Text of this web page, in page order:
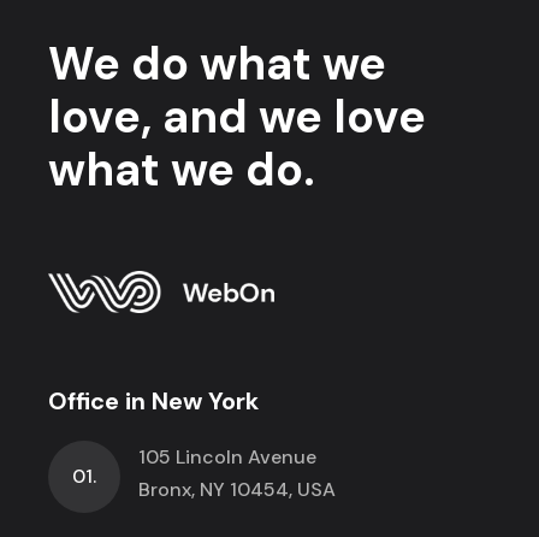
We do what we
love, and we love
what we do.
Office in New York
01.
105 Lincoln Avenue
Bronx, NY 10454, USA